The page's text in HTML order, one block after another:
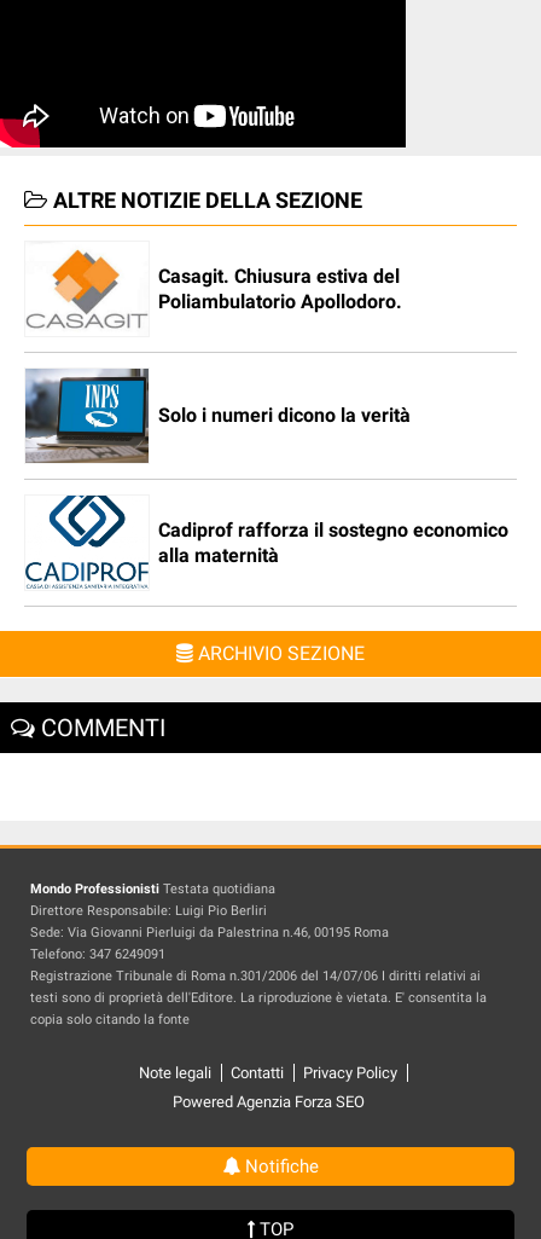
ALTRE NOTIZIE DELLA SEZIONE
Casagit. Chiusura estiva del
Poliambulatorio Apollodoro.
Solo i numeri dicono la verità
Cadiprof rafforza il sostegno economico
alla maternità
ARCHIVIO SEZIONE
COMMENTI
Mondo Professionisti Testata quotidiana
Direttore Responsabile: Luigi Pio Berliri
Sede: Via Giovanni Pierluigi da Palestrina n.46, 00195 Roma
Telefono: 347 6249091
Registrazione Tribunale di Roma n.301/2006 del 14/07/06 I diritti relativi ai
testi sono di proprietà dell'Editore. La riproduzione è vietata. E' consentita la
copia solo citando la fonte
Note legali Contatti
Privacy Policy
Powered Agenzia Forza SEO
Notifiche
TOP